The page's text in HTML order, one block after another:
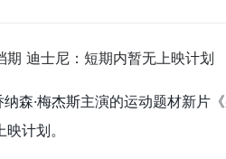
纳森·梅杰斯主演的运动题材新片《
计划。